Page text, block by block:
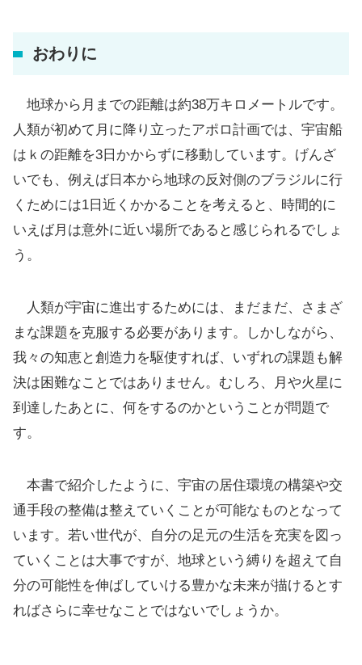
おわりに
地球から月までの距離は約38万キロメートルです。
人類が初めて月に降り立ったアポロ計画では、宇宙船
はｋの距離を3日かからずに移動しています。げんざ
いでも、例えば日本から地球の反対側のブラジルに行
くためには1日近くかかることを考えると、時間的に
いえば月は意外に近い場所であると感じられるでしょ
う。
人類が宇宙に進出するためには、まだまだ、さまざ
まな課題を克服する必要があります。しかしながら、
我々の知恵と創造力を駆使すれば、いずれの課題も解
決は困難なことではありません。むしろ、月や火星に
到達したあとに、何をするのかということが問題で
す。
本書で紹介したように、宇宙の居住環境の構築や交
通手段の整備は整えていくことが可能なものとなって
います。若い世代が、自分の足元の生活を充実を図っ
ていくことは大事ですが、地球という縛りを超えて自
分の可能性を伸ばしていける豊かな未来が描けるとす
ればさらに幸せなことではないでしょうか。